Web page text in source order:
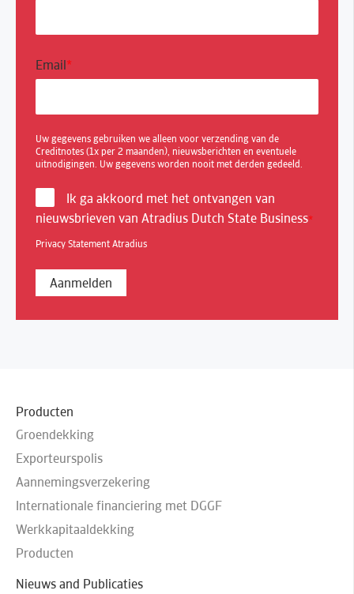
Email*
Uw gegevens gebruiken we alleen voor verzending van de
Creditnotes (1x per 2 maanden), nieuwsberichten en eventuele
uitnodigingen. Uw gegevens worden nooit met derden gedeeld.
Ik ga akkoord met het ontvangen van
nieuwsbrieven van Atradius Dutch State Business*
Privacy Statement Atradius
Producten
Groendekking
Exporteurspolis
Aannemingsverzekering
Internationale financiering met DGGF
Werkkapitaaldekking
Producten
Nieuws and Publicaties